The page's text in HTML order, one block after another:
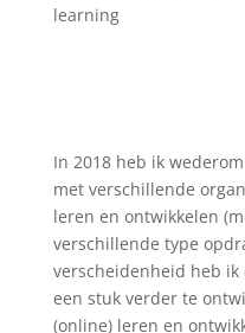
learning
In 2018 heb ik
met verschillende
leren en ontwikkelen
verschillende type
verscheidenheid heb ik
een stuk verder te
(online) leren en